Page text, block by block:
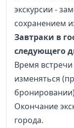
экскурсии -
сохранением
Завтраки в
следующего
Время
изменяться
Окончание
города.